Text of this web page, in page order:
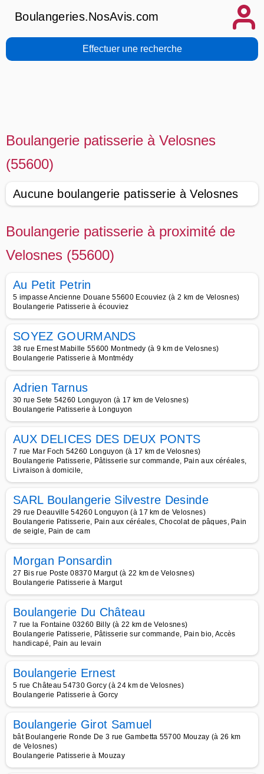
Boulangeries.NosAvis.com
Effectuer une recherche
Boulangerie patisserie à Velosnes
(55600)
Aucune boulangerie patisserie à Velosnes
Boulangerie patisserie à proximité de
Velosnes (55600)
Au Petit Petrin
5 impasse Ancienne Douane 55600 Ecouviez (à 2 km de Velosnes)
Boulangerie Patisserie à écouviez
SOYEZ GOURMANDS
38 rue Ernest Mabille 55600 Montmedy (à 9 km de Velosnes)
Boulangerie Patisserie à Montmédy
Adrien Tarnus
30 rue Sete 54260 Longuyon (à 17 km de Velosnes)
Boulangerie Patisserie à Longuyon
AUX DELICES DES DEUX PONTS
7 rue Mar Foch 54260 Longuyon (à 17 km de Velosnes)
Boulangerie Patisserie, Pâtisserie sur commande, Pain aux céréales,
Livraison à domicile,
SARL Boulangerie Silvestre Desinde
29 rue Deauville 54260 Longuyon (à 17 km de Velosnes)
Boulangerie Patisserie, Pain aux céréales, Chocolat de pâques, Pain
de seigle, Pain de cam
Morgan Ponsardin
27 Bis rue Poste 08370 Margut (à 22 km de Velosnes)
Boulangerie Patisserie à Margut
Boulangerie Du Château
7 rue la Fontaine 03260 Billy (à 22 km de Velosnes)
Boulangerie Patisserie, Pâtisserie sur commande, Pain bio, Accès
handicapé, Pain au levain
Boulangerie Ernest
5 rue Château 54730 Gorcy (à 24 km de Velosnes)
Boulangerie Patisserie à Gorcy
Boulangerie Girot Samuel
bât Boulangerie Ronde De 3 rue Gambetta 55700 Mouzay (à 26 km
de Velosnes)
Boulangerie Patisserie à Mouzay